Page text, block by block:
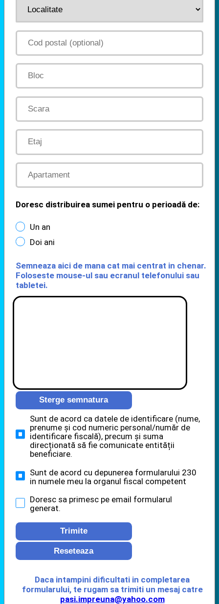
Doresc distribuirea sumei pentru o perioadă de:
Un an
Doi ani
Semneaza aici de mana cat mai centrat in chenar.
Foloseste mouse-ul sau ecranul telefonului sau
tabletei.
Sterge semnatura
Sunt de acord ca datele de identificare (nume,
prenume și cod numeric personal/număr de
identificare fiscală), precum și suma
direcționată să fie comunicate entității
beneficiare.
Sunt de acord cu depunerea formularului 230
in numele meu la organul fiscal competent
Doresc sa primesc pe email formularul
generat.
Trimite
Reseteaza
Daca intampini dificultati in completarea
formularului, te rugam sa trimiti un mesaj catre
pasi.impreuna@yahoo.com